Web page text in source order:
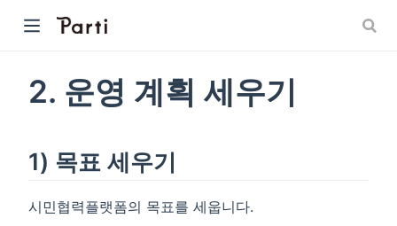
2. 운영 계획 세우기
1) 목표 세우기
시민협력플랫폼의 목표를 세웁니다.